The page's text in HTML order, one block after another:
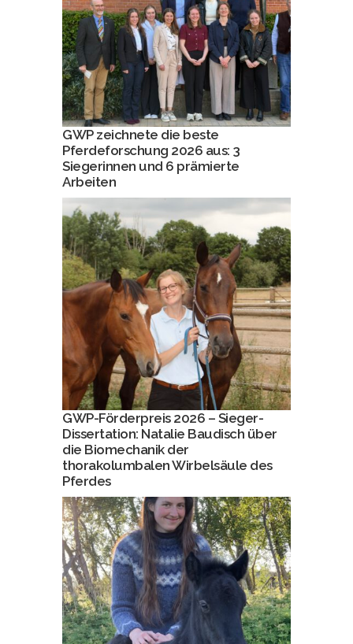
GWP zeichnete die beste
Pferdeforschung 2026 aus: 3
Siegerinnen und 6 prämierte
Arbeiten
GWP-Förderpreis 2026 – Sieger-
Dissertation: Natalie Baudisch über
die Biomechanik der
thorakolumbalen Wirbelsäule des
Pferdes